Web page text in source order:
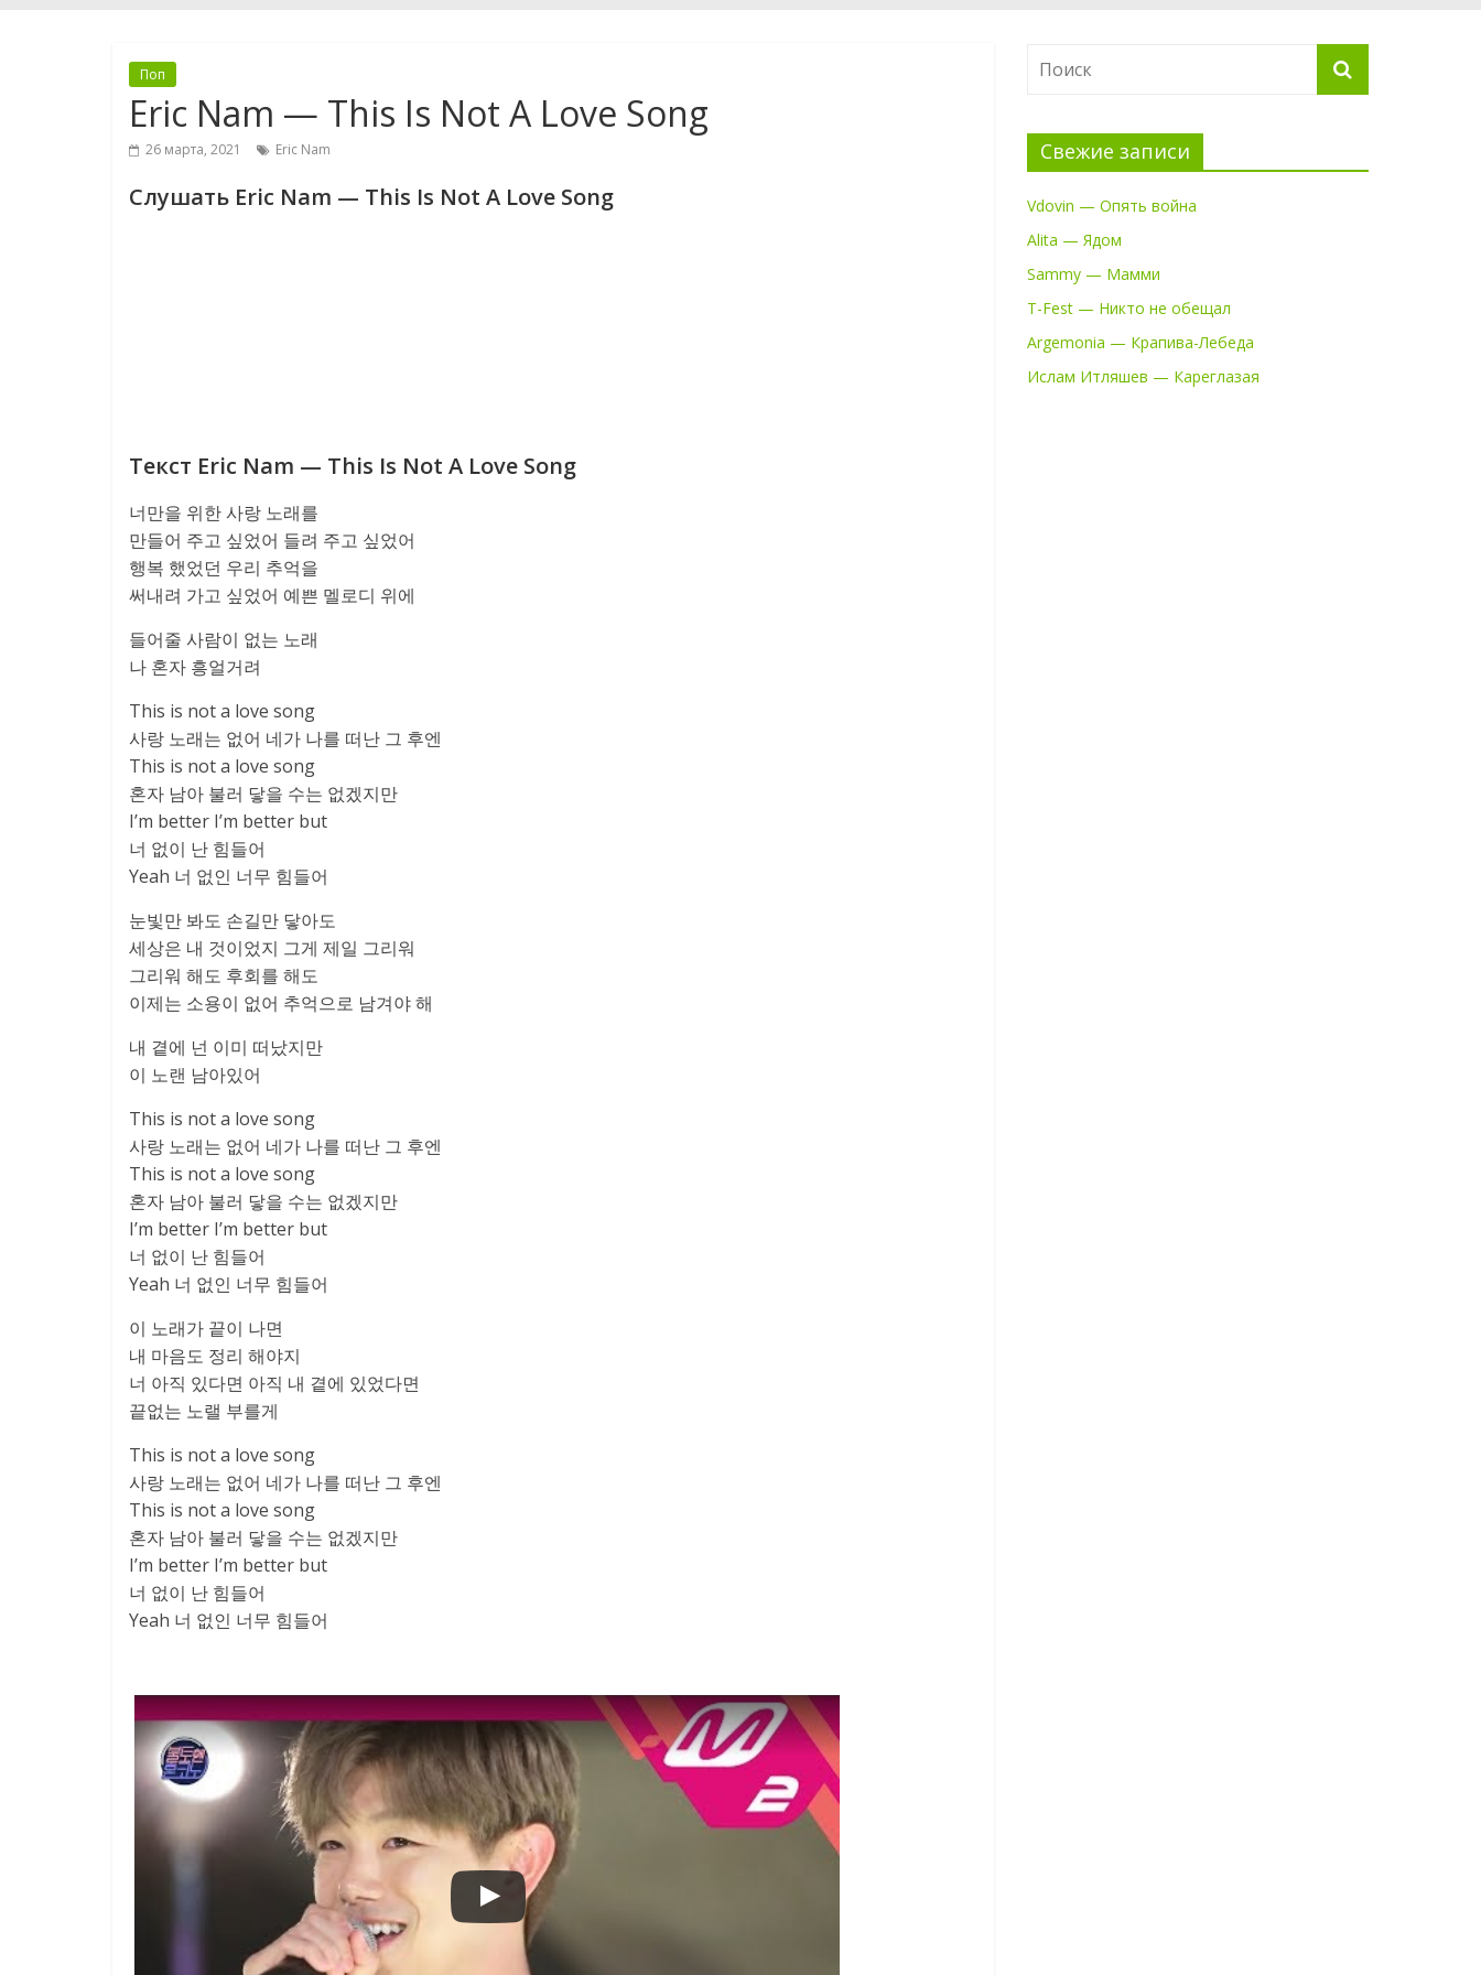
Поп
Eric Nam — This Is Not A Love Song
26 марта, 2021 Eric Nam
Слушать Eric Nam — This Is Not A Love Song
Текст Eric Nam — This Is Not A Love Song
너만을 위한 사랑 노래를
만들어 주고 싶었어 들려 주고 싶었어
행복 했었던 우리 추억을
써내려 가고 싶었어 예쁜 멜로디 위에
들어줄 사람이 없는 노래
나 혼자 흥얼거려
This is not a love song
사랑 노래는 없어 네가 나를 떠난 그 후엔
This is not a love song
혼자 남아 불러 닿을 수는 없겠지만
I’m better I’m better but
너 없이 난 힘들어
Yeah 너 없인 너무 힘들어
눈빛만 봐도 손길만 닿아도
세상은 내 것이었지 그게 제일 그리워
그리워 해도 후회를 해도
이제는 소용이 없어 추억으로 남겨야 해
내 곁에 넌 이미 떠났지만
이 노랜 남아있어
This is not a love song
사랑 노래는 없어 네가 나를 떠난 그 후엔
This is not a love song
혼자 남아 불러 닿을 수는 없겠지만
I’m better I’m better but
너 없이 난 힘들어
Yeah 너 없인 너무 힘들어
이 노래가 끝이 나면
내 마음도 정리 해야지
너 아직 있다면 아직 내 곁에 있었다면
끝없는 노랠 부를게
This is not a love song
사랑 노래는 없어 네가 나를 떠난 그 후엔
This is not a love song
혼자 남아 불러 닿을 수는 없겠지만
I’m better I’m better but
너 없이 난 힘들어
Yeah 너 없인 너무 힘들어
Свежие записи
Vdovin — Опять война
Alita — Ядом
Sammy — Мамми
T-Fest — Никто не обещал
Argemonia — Крапива-Лебеда
Ислам Итляшев — Кареглазая